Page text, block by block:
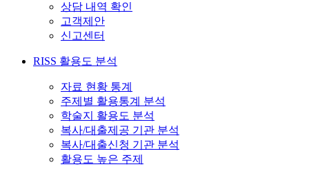
상담 내역 확인
고객제안
신고센터
RISS 활용도 분석
자료 현황 통계
주제별 활용통계 분석
학술지 활용도 분석
복사/대출제공 기관 분석
복사/대출신청 기관 분석
활용도 높은 주제